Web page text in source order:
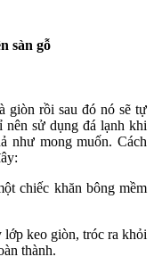
sàn gỗ
giòn rồi sau đó nó sẽ tự
nên sử dụng đá lạnh khi
như mong muốn. Cách
chiếc khăn bông mềm
lớp keo giòn, tróc ra khỏi
thành.